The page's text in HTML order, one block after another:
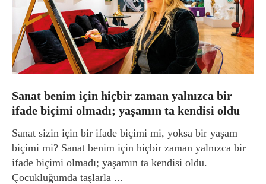
Sanat benim için hiçbir zaman yalnızca bir
ifade biçimi olmadı; yaşamın ta kendisi oldu
Sanat sizin için bir ifade biçimi mi, yoksa bir yaşam
biçimi mi? Sanat benim için hiçbir zaman yalnızca bir
ifade biçimi olmadı; yaşamın ta kendisi oldu.
Çocukluğumda taşlarla ...